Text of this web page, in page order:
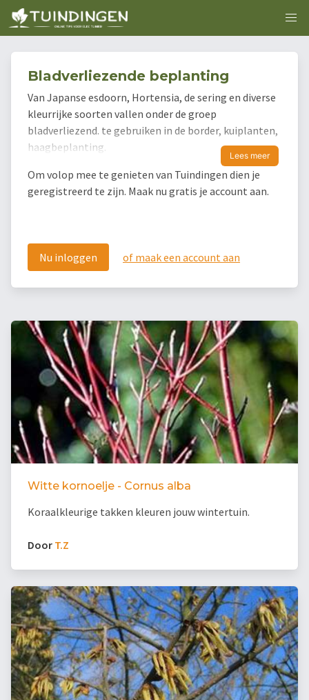
Bladverliezende beplanting
Van Japanse esdoorn, Hortensia, de sering en diverse
kleurrijke soorten vallen onder de groep
bladverliezend. te gebruiken in de border, kuiplanten,
haagbeplanting.
Lees meer
Om volop mee te genieten van Tuindingen dien je
geregistreerd te zijn. Maak nu gratis je account aan.
Nu inloggen of maak een account aan
Witte kornoelje - Cornus alba
Koraalkleurige takken kleuren jouw wintertuin.
Door T.Z